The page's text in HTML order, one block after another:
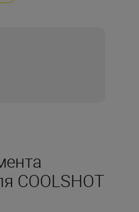
COOLSHOT